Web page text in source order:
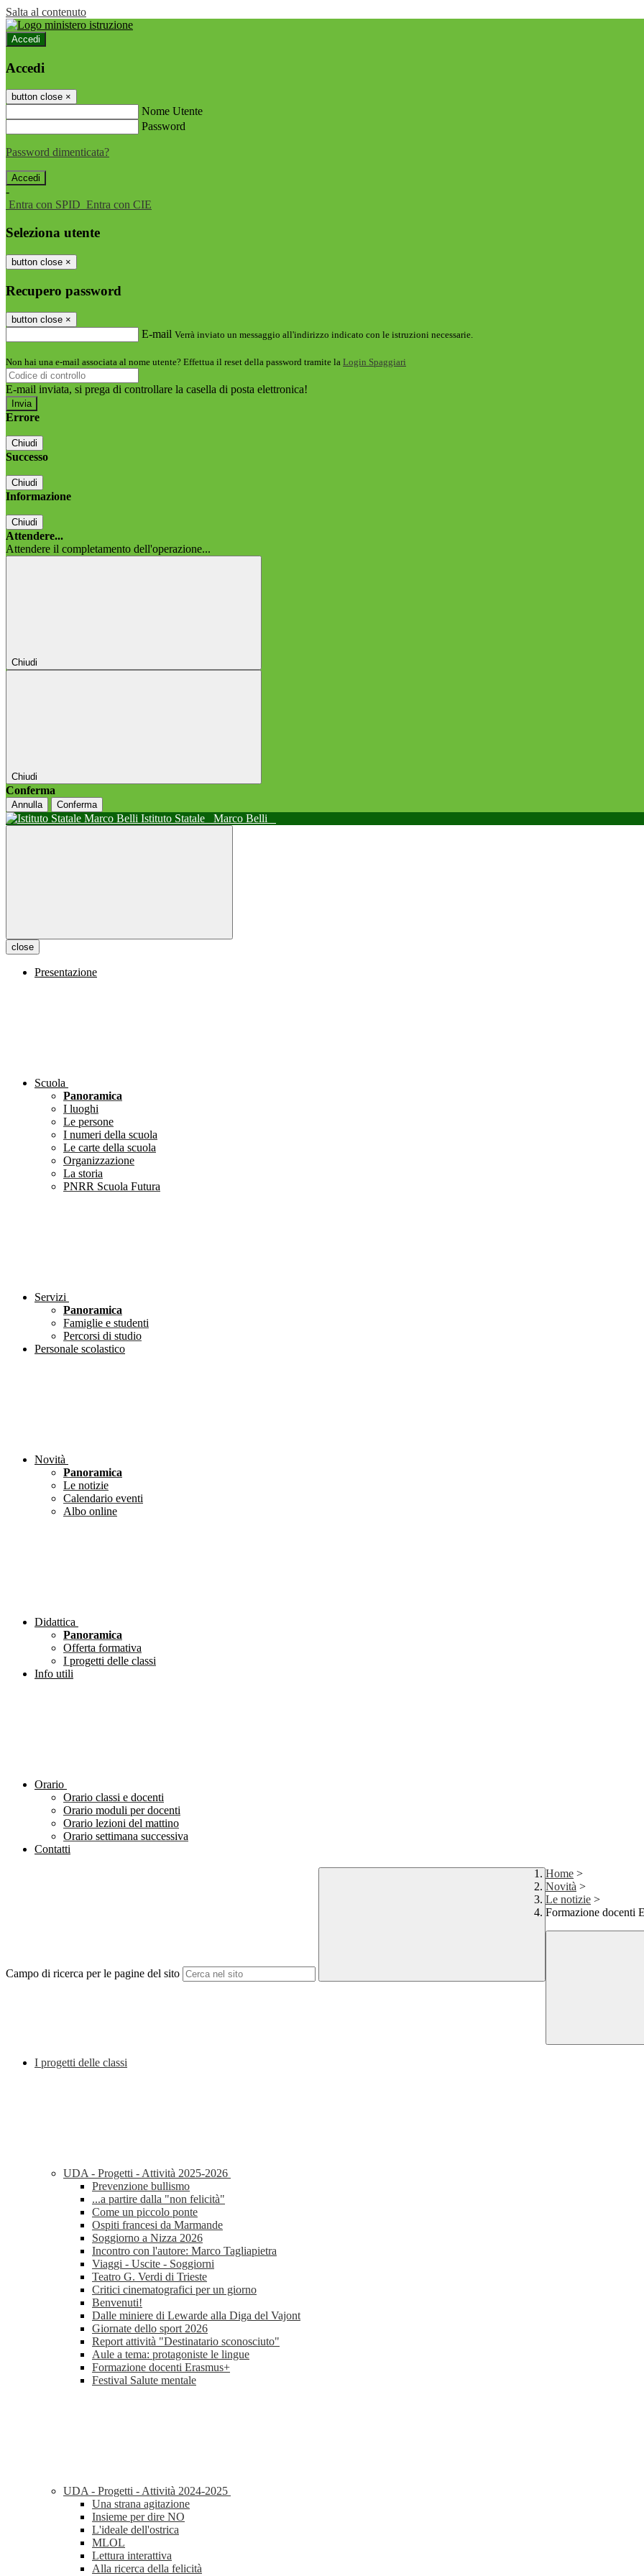
Salta al contenuto
Accedi
Accedi
button close ×
Nome Utente
Password
Password dimenticata?
-
Entra con SPID Entra con CIE
Seleziona utente
button close ×
Recupero password
button close ×
E-mail Verrà inviato un messaggio all'indirizzo indicato con le istruzioni necessarie.
Non hai una e-mail associata al nome utente? Effettua il reset della password tramite la Login Spaggiari
E-mail inviata, si prega di controllare la casella di posta elettronica!
Errore
Chiudi
Successo
Chiudi
Informazione
Chiudi
Attendere...
Attendere il completamento dell'operazione...
Chiudi
Chiudi
Conferma
Annulla Conferma
Istituto Statale Marco Belli
close
Presentazione
Scuola
Panoramica
I luoghi
Le persone
I numeri della scuola
Le carte della scuola
Organizzazione
La storia
PNRR Scuola Futura
Servizi
Panoramica
Famiglie e studenti
Percorsi di studio
Personale scolastico
Novità
Panoramica
Le notizie
Calendario eventi
Albo online
Didattica
Panoramica
Offerta formativa
I progetti delle classi
Info utili
Orario
Orario classi e docenti
Orario moduli per docenti
Orario lezioni del mattino
Orario settimana successiva
Contatti
Campo di ricerca per le pagine del sito
Home >
Novità >
Le notizie >
Formazione docenti
I progetti delle classi
UDA - Progetti - Attività 2025-2026
Prevenzione bullismo
...a partire dalla "non felicità"
Come un piccolo ponte
Ospiti francesi da Marmande
Soggiorno a Nizza 2026
Incontro con l'autore: Marco Tagliapietra
Viaggi - Uscite - Soggiorni
Teatro G. Verdi di Trieste
Critici cinematografici per un giorno
Benvenuti!
Dalle miniere di Lewarde alla Diga del Vajont
Giornate dello sport 2026
Report attività "Destinatario sconosciuto"
Aule a tema: protagoniste le lingue
Formazione docenti Erasmus+
Festival Salute mentale
UDA - Progetti - Attività 2024-2025
Una strana agitazione
Insieme per dire NO
L'ideale dell'ostrica
MLOL
Lettura interattiva
Alla ricerca della felicità